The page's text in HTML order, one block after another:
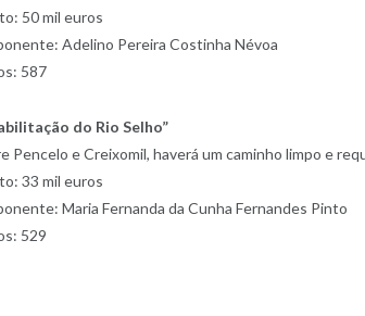
50 mil euros
Adelino Pereira Costinha Névoa
587
do Rio Selho”
Pencelo e Creixomil, haverá um caminho limpo e
33 mil euros
Maria Fernanda da Cunha Fernandes Pinto
529